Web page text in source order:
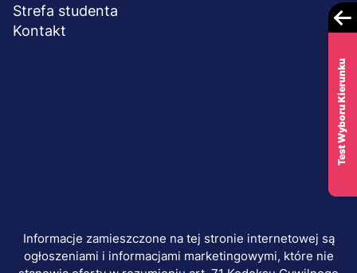
Strefa studenta
Kontakt
Informacje zamieszczone na tej stronie internetowej są
ogłoszeniami i informacjami marketingowymi, które nie
Test Wyboru Kierunku